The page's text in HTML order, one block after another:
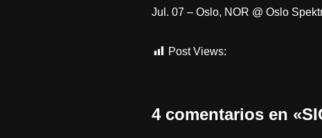
Jul. 07 – Oslo, NOR @ Oslo
Post Views:
4 comentarios en